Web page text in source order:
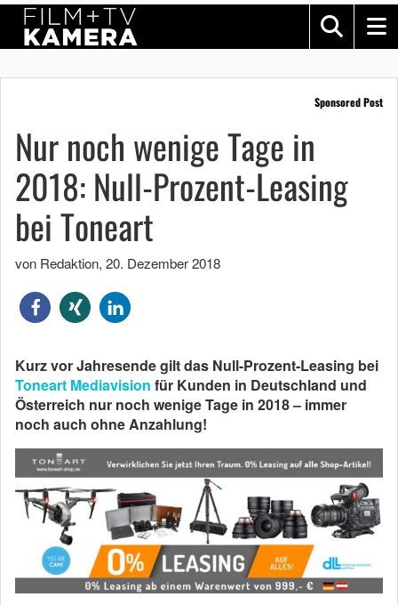
Sponsored Post
Nur noch wenige Tage in
2018: Null-Prozent-Leasing
bei Toneart
von Redaktion, 20. Dezember 2018
Kurz vor Jahresende gilt das Null-Prozent-Leasing bei
Toneart Mediavision für Kunden in Deutschland und
Österreich nur noch wenige Tage in 2018 – immer
noch auch ohne Anzahlung!